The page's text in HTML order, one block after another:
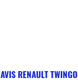
AVIS RENAULT TWINGO